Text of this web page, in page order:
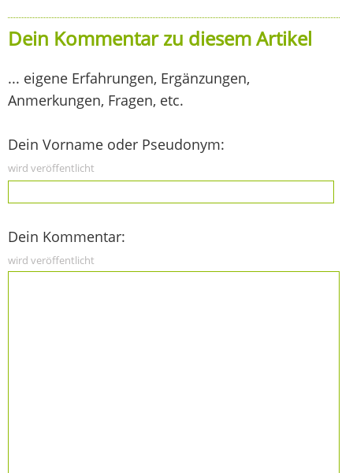
Dein Kommentar zu diesem Artikel
... eigene Erfahrungen, Ergänzungen,
Anmerkungen, Fragen, etc.
Dein Vorname oder Pseudonym:
wird veröffentlicht
Dein Kommentar:
wird veröffentlicht